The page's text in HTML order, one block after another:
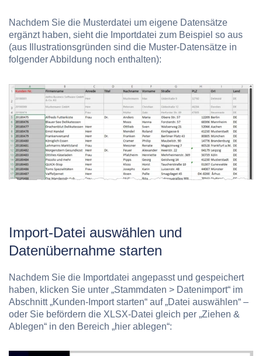
Nachdem Sie die Musterdatei um eigene Datensätze
ergänzt haben, sieht die Importdatei zum Beispiel so aus
(aus Illustrationsgründen sind die Muster-Datensätze in
folgender Abbildung noch enthalten):
Import-Datei auswählen und
Datenübernahme starten
Nachdem Sie die Importdatei angepasst und gespeichert
haben, klicken Sie unter „Stammdaten > Datenimport“ im
Abschnitt „Kunden-Import starten“ auf „Datei auswählen“ –
oder Sie befördern die XLSX-Datei gleich per „Ziehen &
Ablegen“ in den Bereich „hier ablegen“: